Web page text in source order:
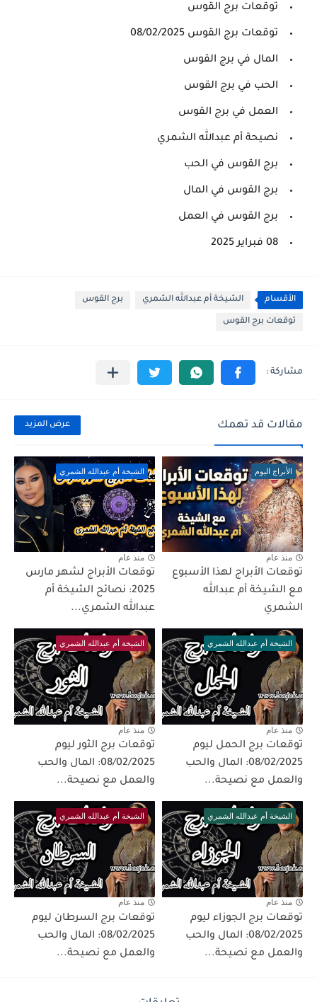
توقعات برج القوس
توقعات برج القوس 08/02/2025
المال في برج القوس
الحب في برج القوس
العمل في برج القوس
نصيحة أم عبدالله الشمري
برج القوس في الحب
برج القوس في المال
برج القوس في العمل
08 فبراير 2025
الأقسام الشيخة أم عبدالله الشمري برج القوس
توقعات برج القوس
مقالات قد تهمك عرض المزيد
الأبراج اليوم
منذ عام
توقعات الأبراج لهذا الأسبوع
مع الشيخة أم عبدالله
الشمري
الشيخة أم عبدالله الشمري
منذ عام
توقعات الأبراج لشهر مارس
2025: نصائح الشيخة أم
عبدالله الشمري...
الشيخة أم عبدالله الشمري
منذ عام
توقعات برج الحمل ليوم
08/02/2025: المال والحب
والعمل مع نصيحة...
الشيخة أم عبدالله الشمري
منذ عام
توقعات برج الثور ليوم
08/02/2025: المال والحب
والعمل مع نصيحة...
الشيخة أم عبدالله الشمري
منذ عام
توقعات برج الجوزاء ليوم
08/02/2025: المال والحب
والعمل مع نصيحة...
الشيخة أم عبدالله الشمري
منذ عام
توقعات برج السرطان ليوم
08/02/2025: المال والحب
والعمل مع نصيحة...